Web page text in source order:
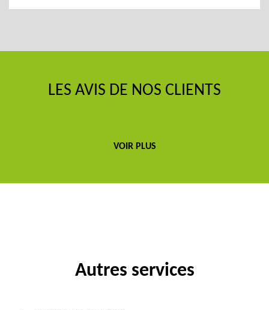
LES AVIS DE NOS CLIENTS
VOIR PLUS
Autres services